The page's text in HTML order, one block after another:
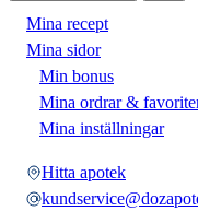
Mina recept
Mina sidor
Min bonus
Mina ordrar &
Mina inställningar
Hitta apotek